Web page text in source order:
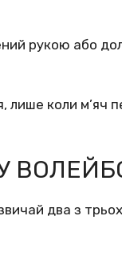
рукою або
коли м’яч
два з